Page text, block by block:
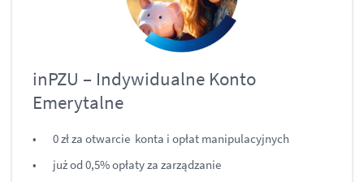
inPZU – Indywidualne Konto
Emerytalne
0 zł za otwarcie konta i opłat manipulacyjnych
już od 0,5% opłaty za zarządzanie